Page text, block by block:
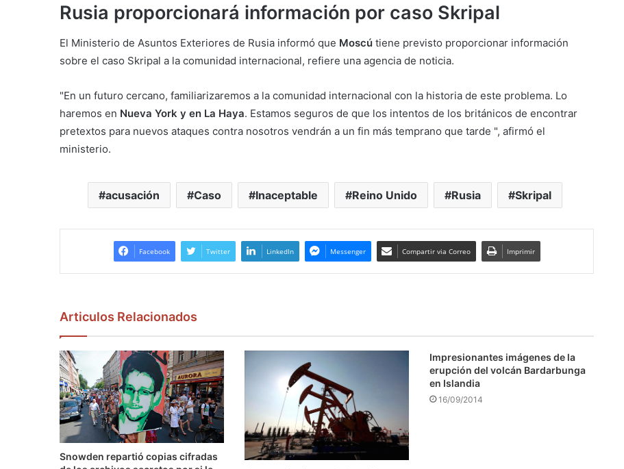
Rusia proporcionará información por caso Skripal
El Ministerio de Asuntos Exteriores de Rusia informó que Moscú tiene previsto proporcionar información
sobre el caso Skripal a la comunidad internacional, refiere una agencia de noticia.
"En un futuro cercano, familiarizaremos a la comunidad internacional con la historia de este problema. Lo
haremos en Nueva York y en La Haya. Estamos seguros de que los intentos de los británicos de encontrar
pretextos para nuevos ataques contra nosotros vendrán a un fin más temprano que tarde ", afirmó el
ministerio.
acusación Caso Inaceptable Reino Unido Rusia Skripal
Facebook Twitter LinkedIn Messenger Compartir via Correo Imprimir
Articulos Relacionados
Snowden repartió copias cifradas
Impresionantes imágenes de la
erupción del volcán Bardarbunga
en Islandia
16/09/2014